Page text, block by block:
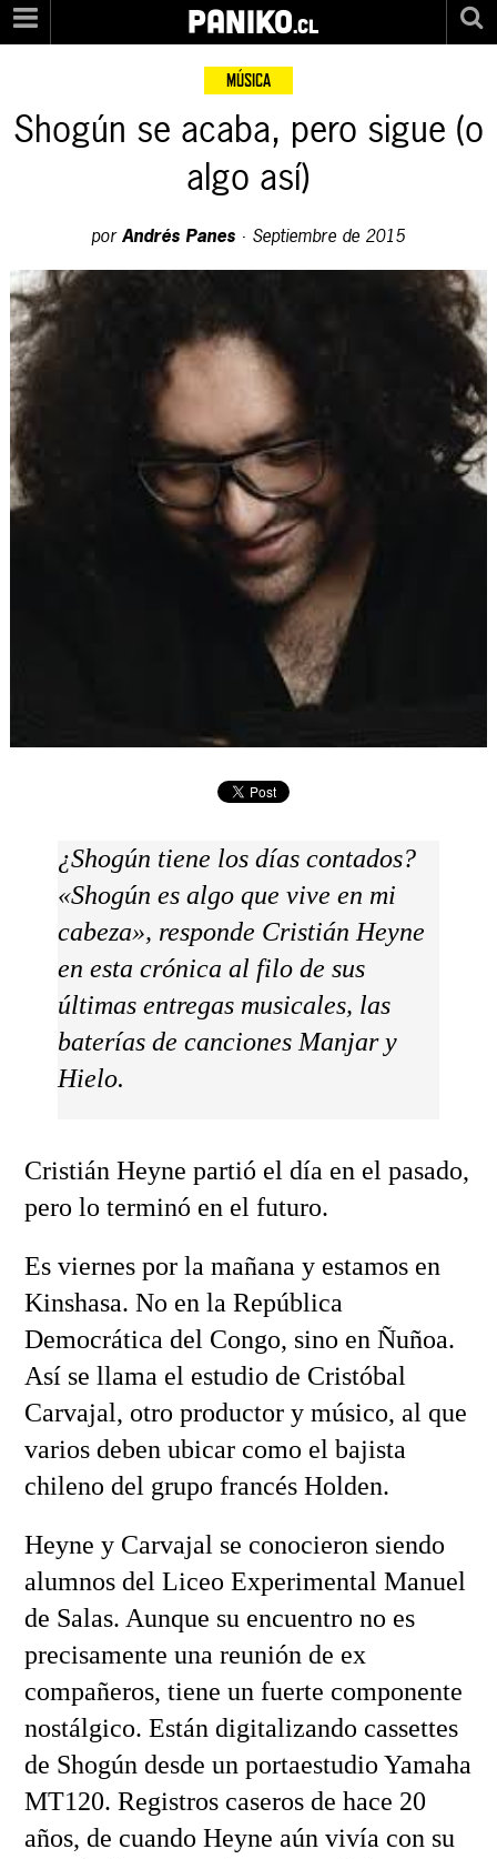
PANIKO.cl
MÚSICA
Shogún se acaba, pero sigue (o
algo así)
porAndrés Panes · Septiembre de 2015
¿Shogún tiene los días contados?
«Shogún es algo que vive en mi
cabeza», responde Cristián Heyne
en esta crónica al filo de sus
últimas entregas musicales, las
baterías de canciones Manjary
Hielo.
Cristián Heyne partió el día en el pasado,
pero lo terminó en el futuro.
Es viernes por la mañana y estamos en
Kinshasa. No en la República
Democrática del Congo, sino en Ñuñoa.
Así se llama el estudio de Cristóbal
Carvajal, otro productor y músico, al que
varios deben ubicar como el bajista
chileno del grupo francés Holden.
Heyne y Carvajal se conocieron siendo
alumnos del Liceo Experimental Manuel
de Salas. Aunque su encuentro no es
precisamente una reunión de ex
compañeros, tiene un fuerte componente
nostálgico. Están digitalizando cassettes
de Shogún desde un portaestudio Yamaha
MT120. Registros caseros de hace 20
años, de cuando Heyne aún vivía con su